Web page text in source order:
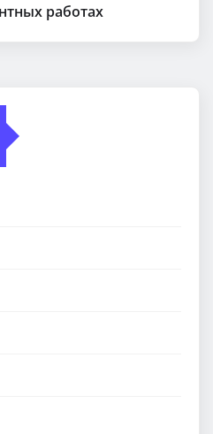
работах